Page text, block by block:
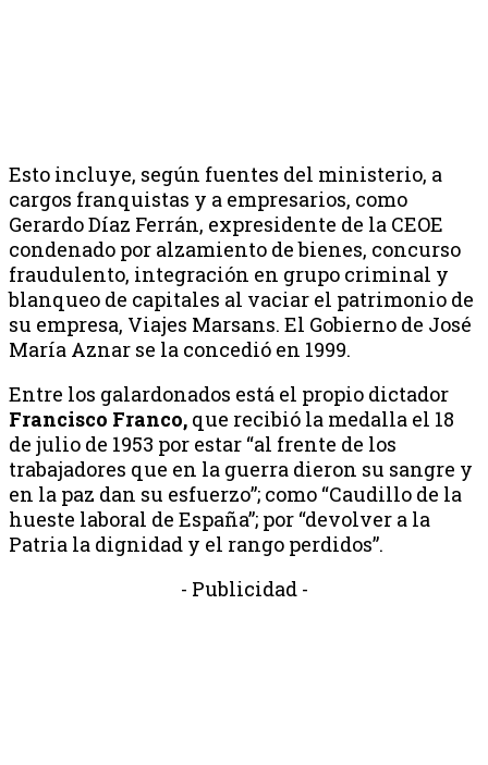
Esto incluye, según fuentes del ministerio, a
cargos franquistas y a empresarios, como
Gerardo Díaz Ferrán, expresidente de la CEOE
condenado por alzamiento de bienes, concurso
fraudulento, integración en grupo criminal y
blanqueo de capitales al vaciar el patrimonio de
su empresa, Viajes Marsans. El Gobierno de José
María Aznar se la concedió en 1999.
Entre los galardonados está el propio dictador
Francisco Franco, que recibió la medalla el 18
de julio de 1953 por estar “al frente de los
trabajadores que en la guerra dieron su sangre y
en la paz dan su esfuerzo”; como “Caudillo de la
hueste laboral de España”; por “devolver a la
Patria la dignidad y el rango perdidos”.
- Publicidad -